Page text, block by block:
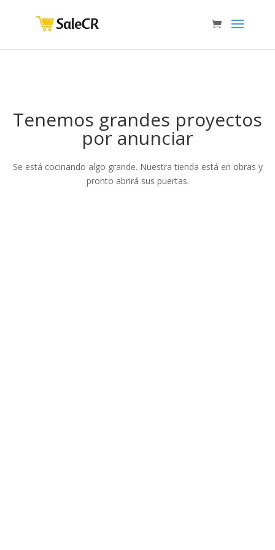
Tenemos grandes proyectos
por anunciar
Se está cocinando algo grande. Nuestra tienda está en obras y
pronto abrirá sus puertas.